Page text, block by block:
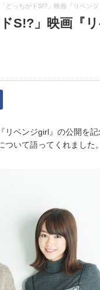
どっちがドS!?」映画『リベン
S!?」映画『
ベンジgirl』の公開を
いて語ってくれました。